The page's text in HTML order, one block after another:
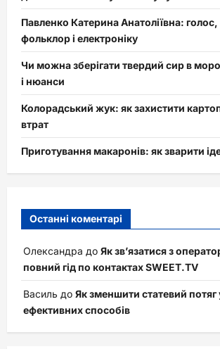
Павленко Катерина Анатоліївна: голос,
фольклор і електроніку
Чи можна зберігати твердий сир в
і нюанси
Колорадський жук: як захистити
втрат
Приготування макаронів: як зварити
Останні коментарі
Олександра до Як зв’язатися з
повний гід по контактах SWEET.TV
Василь до Як зменшити статевий потяг
ефективних способів